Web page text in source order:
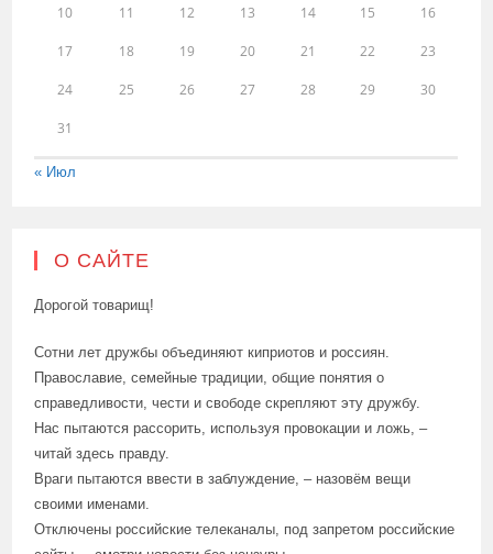
10 11 12 13 14 15 16
17 18 19 20 21 22 23
24 25 26 27 28 29 30
31
« Июл
О САЙТЕ
Дорогой товарищ!
Сотни лет дружбы объединяют киприотов и россиян.
Православие, семейные традиции, общие понятия о
справедливости, чести и свободе скрепляют эту дружбу.
Нас пытаются рассорить, используя провокации и ложь, –
читай здесь правду.
Враги пытаются ввести в заблуждение, – назовём вещи
своими именами.
Отключены российские телеканалы, под запретом российские